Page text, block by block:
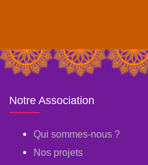
Notre Association
Qui sommes-nous ?
Nos projets